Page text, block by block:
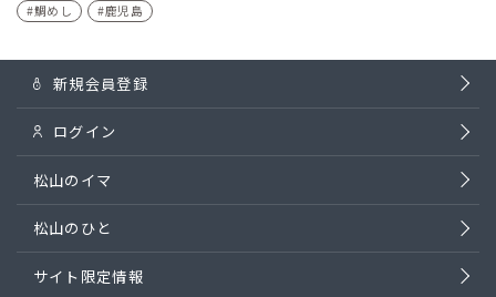
鯛めし
鹿児島
新規会員登録
ログイン
松山のイマ
松山のひと
サイト限定情報